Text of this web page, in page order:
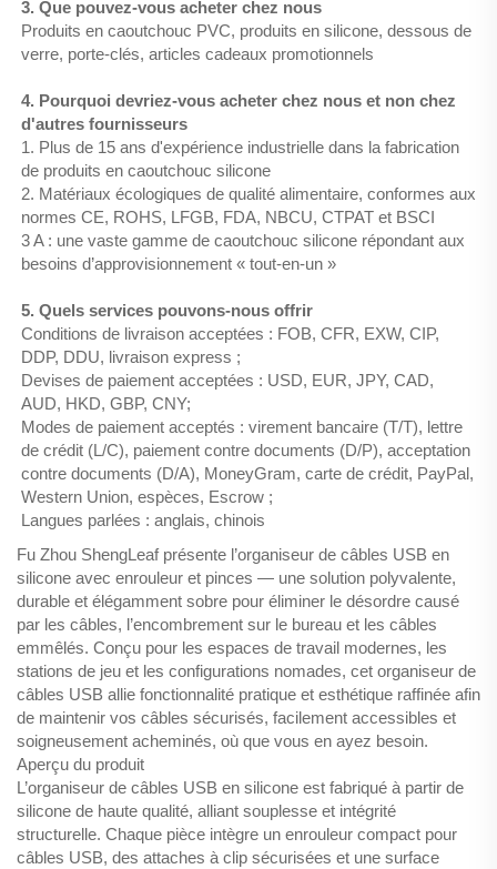
3. Que pouvez-vous acheter chez nous
Produits en caoutchouc PVC, produits en silicone, dessous de
verre, porte-clés, articles cadeaux promotionnels
4. Pourquoi devriez-vous acheter chez nous et non chez
d'autres fournisseurs
1. Plus de 15 ans d'expérience industrielle dans la fabrication
de produits en caoutchouc silicone
2. Matériaux écologiques de qualité alimentaire, conformes aux
normes CE, ROHS, LFGB, FDA, NBCU, CTPAT et BSCI
3 A : une vaste gamme de caoutchouc silicone répondant aux
besoins d’approvisionnement « tout-en-un »
5. Quels services pouvons-nous offrir
Conditions de livraison acceptées : FOB, CFR, EXW, CIP,
DDP, DDU, livraison express ;
Devises de paiement acceptées : USD, EUR, JPY, CAD,
AUD, HKD, GBP, CNY;
Modes de paiement acceptés : virement bancaire (T/T), lettre
de crédit (L/C), paiement contre documents (D/P), acceptation
contre documents (D/A), MoneyGram, carte de crédit, PayPal,
Western Union, espèces, Escrow ;
Langues parlées : anglais, chinois
Fu Zhou ShengLeaf présente l’organiseur de câbles USB en
silicone avec enrouleur et pinces — une solution polyvalente,
durable et élégamment sobre pour éliminer le désordre causé
par les câbles, l’encombrement sur le bureau et les câbles
emmêlés. Conçu pour les espaces de travail modernes, les
stations de jeu et les configurations nomades, cet organiseur de
câbles USB allie fonctionnalité pratique et esthétique raffinée afin
de maintenir vos câbles sécurisés, facilement accessibles et
soigneusement acheminés, où que vous en ayez besoin.
Aperçu du produit
L’organiseur de câbles USB en silicone est fabriqué à partir de
silicone de haute qualité, alliant souplesse et intégrité
structurelle. Chaque pièce intègre un enrouleur compact pour
câbles USB, des attaches à clip sécurisées et une surface